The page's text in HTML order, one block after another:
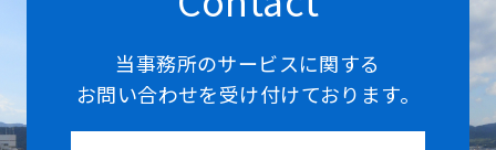
当事務所のサービスに関する
お問い合わせを受け付けております。